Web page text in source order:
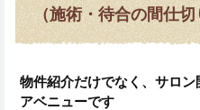
（施術・待合の間仕切
物件紹介だけでなく、サロ
アベニューです